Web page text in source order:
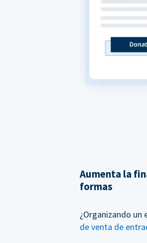
Aumenta la
formas
¿Organizando un
de venta de